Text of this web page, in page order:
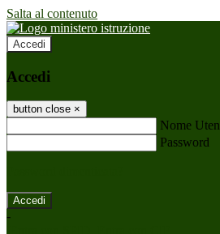
Salta al contenuto
Accedi
Accedi
button close ×
Nome
Password
-